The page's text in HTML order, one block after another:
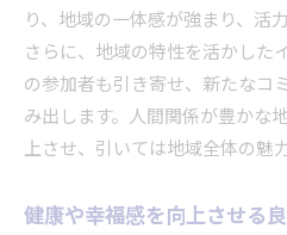
松山市での人間関係改善
ンスキル
積極的傾聴で築く信
共感力を高めるコミ
ク
言葉の選び方がもた
り、地域の一体感が強まり、活
さらに、地域の特性を活かした
の参加者も引き寄せ、新たなコ
み出します。人間関係が豊かな
上させ、引いては地域全体の魅
健康や幸福感を向上させる